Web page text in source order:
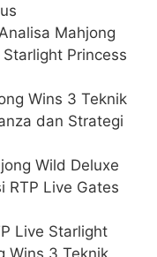
Mahjong
Princess
Wins 3 Teknik
dan Strategi
Wild Deluxe
RTP Live Gates
Live Starlight
Wins 3 Teknik